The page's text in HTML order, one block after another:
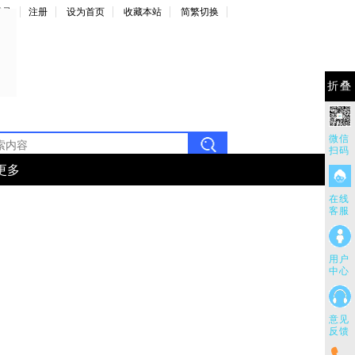
折叠
微信
扫码
在线
客服
用户
中心
意见
反馈
录 注册 设为首页 收藏本站 简繁切换
多